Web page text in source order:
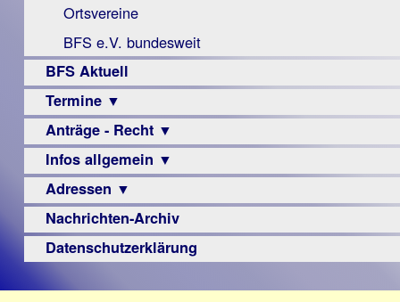
Ortsvereine
BFS e.V. bundesweit
BFS Aktuell
Termine ▼
Veranstaltungsprogramme
Anträge - Recht ▼
Archiv
Urteile
Infos allgemein ▼
Sehbehinderung
Frühförderung
Schule
–
Adressen ▼
Augenoptiker
Berufsbildungswerke
Nachrichten-Archiv
Datenschutzerklärung